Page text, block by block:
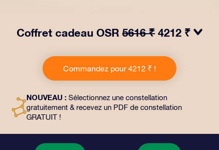
Coffret cadeau OSR 5616 ₹ 4212 ₹
Ce cadeau comprend une belle enveloppe et des
documents personnalisés envoyés à l’adresse de votre
choix, ainsi que des documents numériques et
façon magique d’offrir un cadeau éternel à vos amis et
à vos proches.
Commandez pour 4212 ₹ !
NOUVEAU : Sélectionnez une constellation
gratuitement & recevez un PDF de constellation
GRATUIT !